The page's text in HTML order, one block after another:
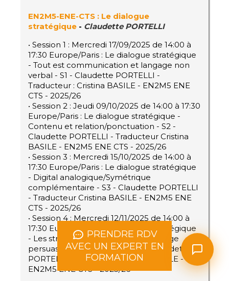
PRENDRE RDV
AVEC UN EXPERT EN
FORMATION
EN2M5-ENE-CTS : Le dialogue
stratégique - Claudette PORTELLI
• Session 1 : Mercredi 17/09/2025 de 14:00 à
17:30 Europe/Paris : Le dialogue stratégique
- Tout est communication et langage non
verbal - S1 - Claudette PORTELLI -
Traducteur : Cristina BASILE - EN2M5 ENE
CTS - 2025/26
• Session 2 : Jeudi 09/10/2025 de 14:00 à 17:30
Europe/Paris : Le dialogue stratégique -
Contenu et relation/ponctuation - S2 -
Claudette PORTELLI - Traducteur Cristina
BASILE - EN2M5 ENE CTS - 2025/26
• Session 3 : Mercredi 15/10/2025 de 14:00 à
17:30 Europe/Paris : Le dialogue stratégique
- Digital analogique/Symétrique
complémentaire - S3 - Claudette PORTELLI
- Traducteur Cristina BASILE - EN2M5 ENE
CTS - 2025/26
• Session 4 : Mercredi 12/11/2025 de 14:00 à
17:30 Europe/Paris : Le dialogue stratégique
- Les stragégies de base d'un language
persuasif responsabilisant - S4 - Claudette
PORTELLI - Traducteur Cristina BASILE -
EN2M5 ENE CTS - 2025/26